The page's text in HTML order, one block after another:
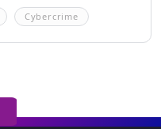
Cybercrime